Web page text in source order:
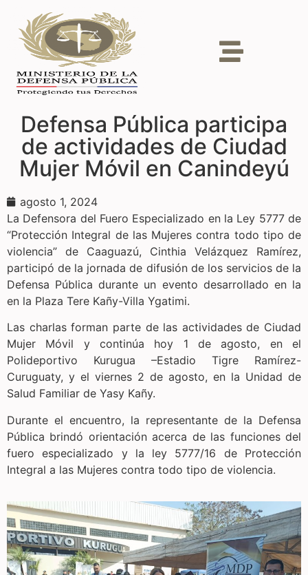
Defensa Pública participa
de actividades de Ciudad
Mujer Móvil en Canindeyú
agosto 1, 2024
La Defensora del Fuero Especializado en la Ley 5777 de
“Protección Integral de las Mujeres contra todo tipo de
violencia” de Caaguazú, Cinthia Velázquez Ramírez,
participó de la jornada de difusión de los servicios de la
Defensa Pública durante un evento desarrollado en la
en la Plaza Tere Kañy-Villa Ygatimi.
Las charlas forman parte de las actividades de Ciudad
Mujer Móvil y continúa hoy 1 de agosto, en el
Polideportivo Kurugua –Estadio Tigre Ramírez-
Curuguaty, y el viernes 2 de agosto, en la Unidad de
Salud Familiar de Yasy Kañy.
Durante el encuentro, la representante de la Defensa
Pública brindó orientación acerca de las funciones del
fuero especializado y la ley 5777/16 de Protección
Integral a las Mujeres contra todo tipo de violencia.